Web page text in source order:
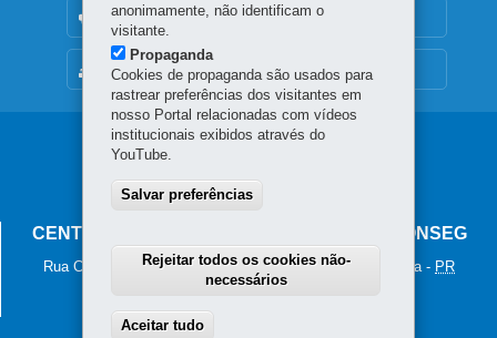
MAPA DO SITE
OUVIDORIA
Navegação
principal
CENTRO ESTADUAL DOS CONSEGS - CECONSEG
Rua Coronel Dulcídio, nº 800 - Batel-80.420-170 Curitiba- PR
MAPA
anonimamente, não identificam o
visitante.
Propaganda
Cookies de propaganda são usados para
rastrear preferências dos visitantes em
nosso Portal relacionadas com vídeos
institucionais exibidos através do
YouTube.
Salvar preferências
Rejeitar todos os cookies não-
necessários
Aceitar tudo